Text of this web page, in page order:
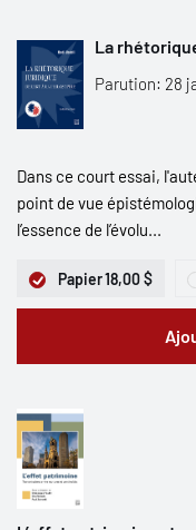
La
Parution: 28
Dans ce court essai,
point de vue
l’essence de l’évolu...
Papier18,00 $